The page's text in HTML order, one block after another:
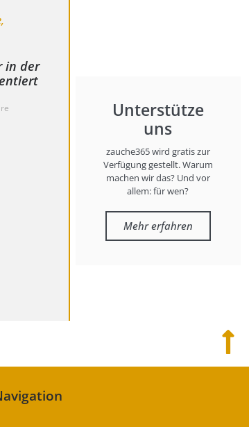
in der
Unterstütze
uns
zauche365 wird gratis zur
Verfügung gestellt. Warum
machen wir das? Und vor
allem: für wen?
Mehr erfahren